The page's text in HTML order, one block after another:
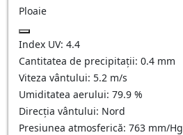
Ploaie
Index UV: 4.4
Cantitatea de precipitații: 0.4 mm
Viteza vântului: 5.2 m/s
Umiditatea aerului: 79.9 %
Direcția vântului: Nord
Presiunea atmosferică: 763 mm/Hg